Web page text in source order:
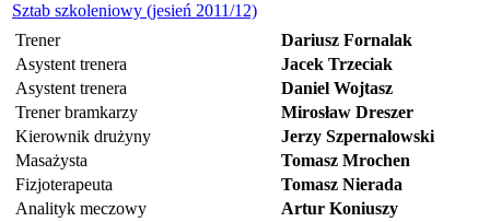
Sztab szkoleniowy (jesień 2011/12)
Trener
Dariusz Fornalak
Asystent trenera
Jacek Trzeciak
Asystent trenera
Daniel Wojtasz
Trener bramkarzy
Mirosław Dreszer
Kierownik drużyny
Jerzy Szpernalowski
Masażysta
Tomasz Mrochen
Fizjoterapeuta
Tomasz Nierada
Analityk meczowy
Artur Koniuszy